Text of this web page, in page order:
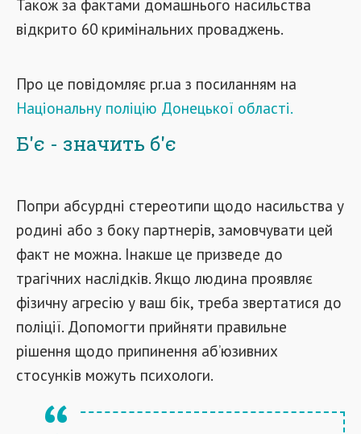
Також за фактами домашнього насильства
відкрито 60 кримінальних проваджень.
Про це повідомляє pr.ua з посиланням на
Національну поліцію Донецької області.
Б'є - значить б'є
Попри абсурдні стереотипи щодо насильства у
родині або з боку партнерів, замовчувати цей
факт не можна. Інакше це призведе до
трагічних наслідків. Якщо людина проявляє
фізичну агресію у ваш бік, треба звертатися до
поліції. Допомогти прийняти правильне
рішення щодо припинення аб’юзивних
стосунків можуть психологи.